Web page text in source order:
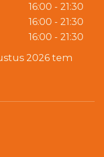
16:00 - 21:30
16:00 - 21:30
16:00 - 21:30
2026 tem